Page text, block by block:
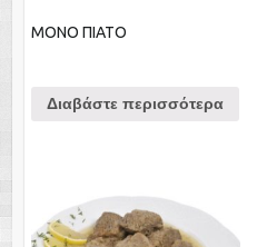
ΜΟΝΟ ΠΙΑΤΟ
Διαβάστε περισσότερα